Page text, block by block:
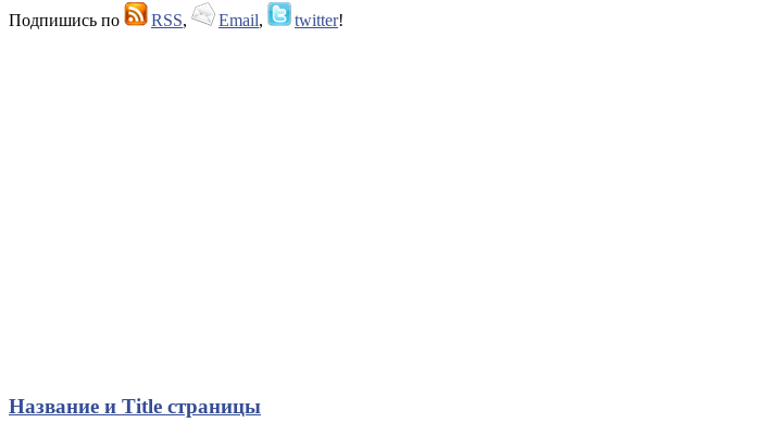
Подпишись по RSS, Email, twitter!
Название и Title страницы